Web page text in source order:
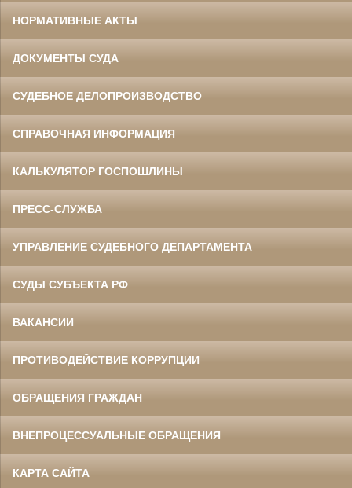
НОРМАТИВНЫЕ АКТЫ
ДОКУМЕНТЫ СУДА
СУДЕБНОЕ ДЕЛОПРОИЗВОДСТВО
СПРАВОЧНАЯ ИНФОРМАЦИЯ
КАЛЬКУЛЯТОР ГОСПОШЛИНЫ
ПРЕСС-СЛУЖБА
УПРАВЛЕНИЕ СУДЕБНОГО ДЕПАРТАМЕНТА
СУДЫ СУБЪЕКТА РФ
ВАКАНСИИ
ПРОТИВОДЕЙСТВИЕ КОРРУПЦИИ
ОБРАЩЕНИЯ ГРАЖДАН
ВНЕПРОЦЕССУАЛЬНЫЕ ОБРАЩЕНИЯ
КАРТА САЙТА